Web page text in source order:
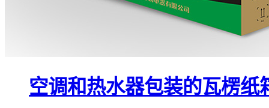
空调和热水器包装的瓦楞纸